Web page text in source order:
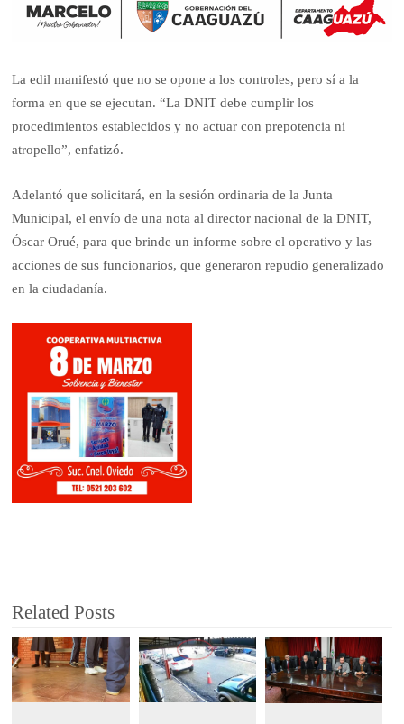
La edil manifestó que no se opone a los controles, pero sí a la
forma en que se ejecutan. “La DNIT debe cumplir los
procedimientos establecidos y no actuar con prepotencia ni
atropello”, enfatizó.
Adelantó que solicitará, en la sesión ordinaria de la Junta
Municipal, el envío de una nota al director nacional de la DNIT,
Óscar Orué, para que brinde un informe sobre el operativo y las
acciones de sus funcionarios, que generaron repudio generalizado
en la ciudadanía.
Related Posts